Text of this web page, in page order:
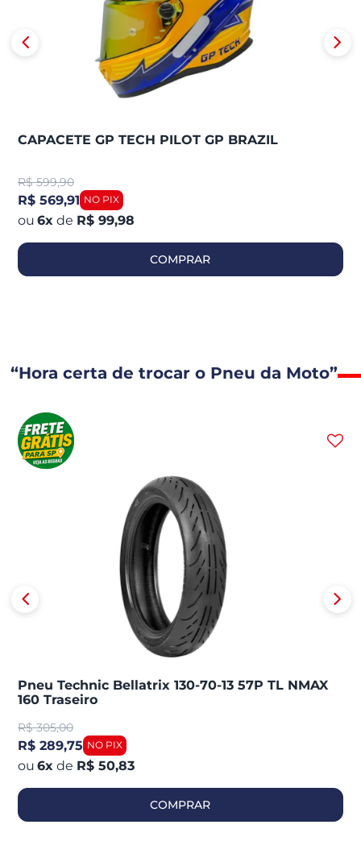
CAPACETE GP TECH PILOT GP BRAZIL
R$ 599,90
R$ 569,91
6x de R$ 99,98
COMPRAR
“Hora certa de trocar o Pneu da Moto”
Pneu Technic Bellatrix 130-70-13 57P TL NMAX
160 Traseiro
R$ 305,00
R$ 289,75
6x de R$ 50,83
COMPRAR